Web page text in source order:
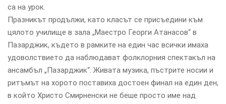
са на урок.
Празникът продължи, като класът се присъедини към
цялото училище в зала „Маестро Георги Атанасов“ в
Пазарджик, където в рамките на един час всички имаха
удоволствието да наблюдават фолклорния спектакъл на
ансамбъл „Пазарджик“. Живата музика, пъстрите носии и
ритъмът на хорото поставиха достоен финал на един ден,
в който Христо Смирненски не беше просто име над